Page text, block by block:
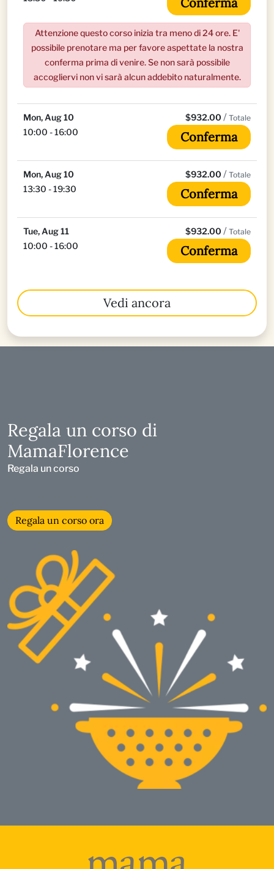
Attenzione questo corso inizia tra meno di 24 ore. E'
possibile prenotare ma per favore aspettate la nostra
conferma prima di venire. Se non sarà possibile
accogliervi non vi sarà alcun addebito naturalmente.
Mon, Aug 10
10:00 - 16:00
$932.00 / Totale
Conferma
Mon, Aug 10
13:30 - 19:30
$932.00 / Totale
Conferma
Tue, Aug 11
10:00 - 16:00
$932.00 / Totale
Conferma
Vedi ancora
Regala un corso di
MamaFlorence
Regala un corso
Regala un corso ora